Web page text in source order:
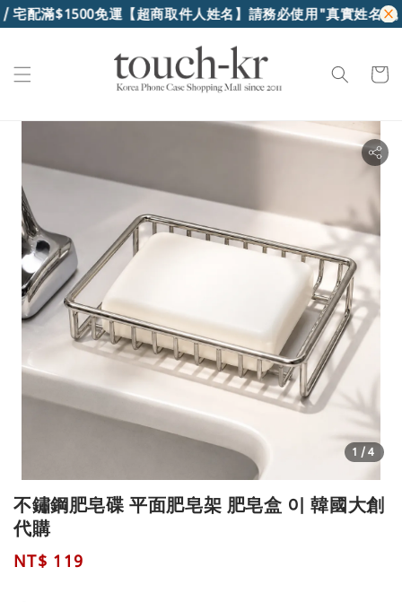
宅配滿$1500免運【超商取件人姓名】請務必使用"真實姓名"
1 /4
不鏽鋼肥皂碟 平面肥皂架 肥皂盒 이 韓國大創
代購
Regular
NT$ 119